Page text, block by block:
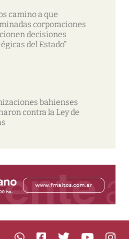
camino a que
corporaciones
decisiones
del Estado”
bahienses
contra la Ley de